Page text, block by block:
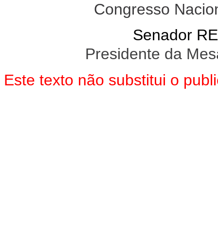
Congresso
Senador
Presidente da
Este texto não substitui o